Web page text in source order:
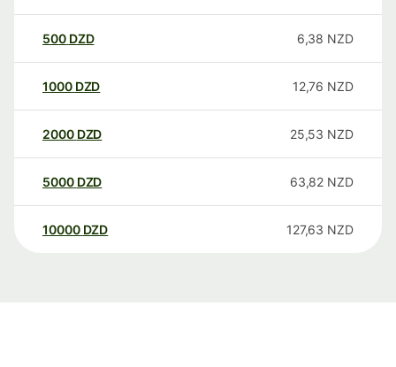
500 DZD 6,38 NZD
1000 DZD 12,76 NZD
2000 DZD 25,53 NZD
5000 DZD 63,82 NZD
10000 DZD 127,63 NZD